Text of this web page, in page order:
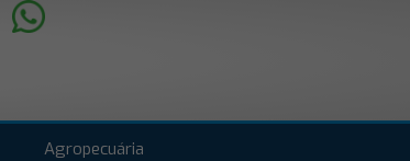
Agropecuária